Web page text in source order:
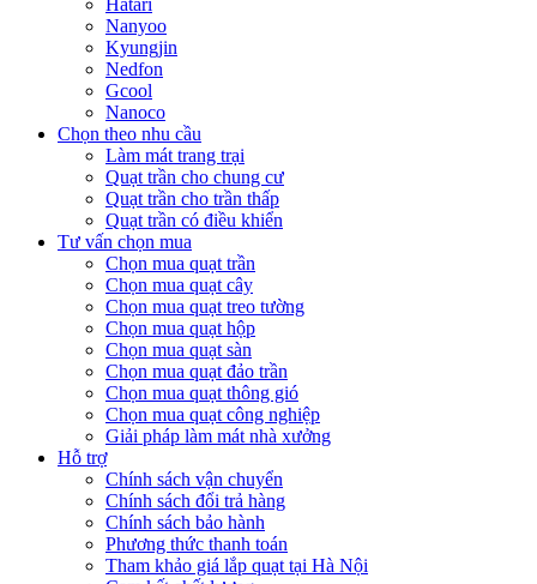
Hatari
Nanyoo
Kyungjin
Nedfon
Gcool
Nanoco
Chọn theo nhu cầu
Làm mát trang trại
Quạt trần cho chung cư
Quạt trần cho trần thấp
Quạt trần có điều khiển
Tư vấn chọn mua
Chọn mua quạt trần
Chọn mua quạt cây
Chọn mua quạt treo tường
Chọn mua quạt hộp
Chọn mua quạt sàn
Chọn mua quạt đảo trần
Chọn mua quạt thông gió
Chọn mua quạt công nghiệp
Giải pháp làm mát nhà xưởng
Hỗ trợ
Chính sách vận chuyển
Chính sách đổi trả hàng
Chính sách bảo hành
Phương thức thanh toán
Tham khảo giá lắp quạt tại Hà Nội